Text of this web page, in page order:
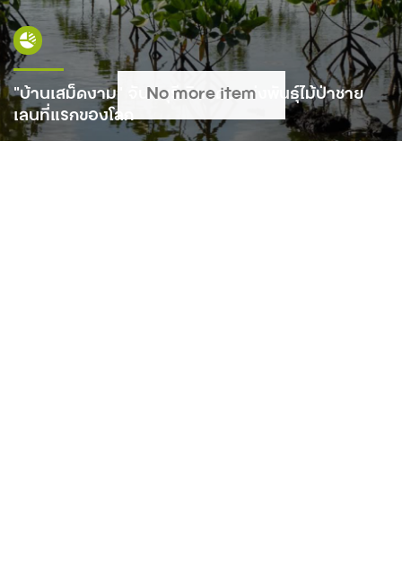
“บ้านเสม็ดงาม” จันทบุรี ดินแดนแห่งพันธุ์ไม้ป่าชาย
เลนที่แรกของโลก